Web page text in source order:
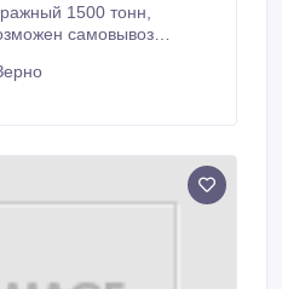
1500 тонн,